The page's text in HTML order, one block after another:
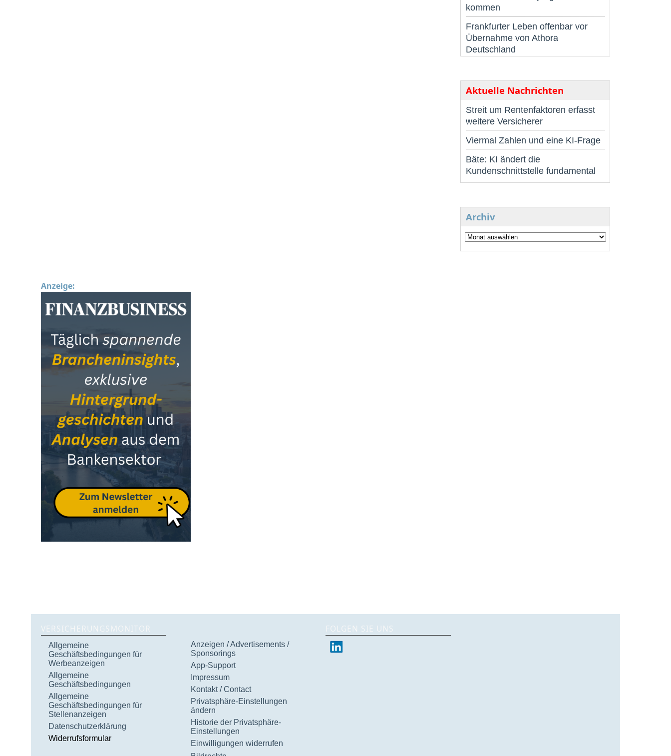
kommen
Frankfurter Leben offenbar vor
Übernahme von Athora
Deutschland
Aktuelle Nachrichten
Streit um Rentenfaktoren erfasst
weitere Versicherer
Viermal Zahlen und eine KI-Frage
Bäte: KI ändert die
Kundenschnittstelle fundamental
Archiv
Anzeige:
VERSICHERUNGSMONITOR
Allgemeine
Geschäftsbedingungen für
Werbeanzeigen
Allgemeine
Geschäftsbedingungen
Allgemeine
Geschäftsbedingungen für
Stellenanzeigen
Datenschutzerklärung
Widerrufsformular
Anzeigen / Advertisements /
Sponsorings
App-Support
Impressum
Kontakt / Contact
Privatsphäre-Einstellungen
ändern
Historie der Privatsphäre-
Einstellungen
Einwilligungen widerrufen
FOLGEN SIE UNS